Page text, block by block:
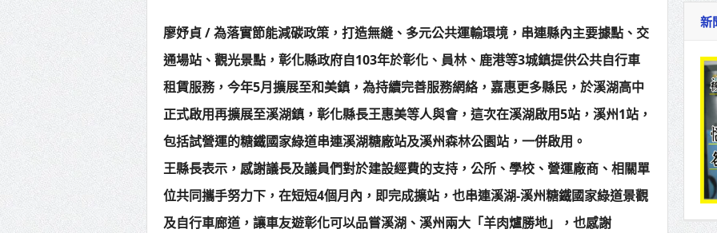
廖妤貞 / 為落實節能減碳政策，打造無縫、多元公共運輸環境，串連縣內主要據點、交
通場站、觀光景點，彰化縣政府自103年於彰化、員林、鹿港等3城鎮提供公共自行車
租賃服務，今年5月擴展至和美鎮，為持續完善服務網絡，嘉惠更多縣民，於溪湖高中
正式啟用再擴展至溪湖鎮，彰化縣長王惠美等人與會，這次在溪湖啟用5站，溪州1站，
包括試營運的糖鐵國家綠道串連溪湖糖廠站及溪州森林公園站，一併啟用。
王縣長表示，感謝議長及議員們對於建設經費的支持，公所、學校、營運廠商、相關單
位共同攜手努力下，在短短4個月內，即完成擴站，也串連溪湖-溪州糖鐵國家綠道景觀
及自行車廊道，讓車友遊彰化可以品嘗溪湖、溪州兩大「羊肉爐勝地」，也感謝
新